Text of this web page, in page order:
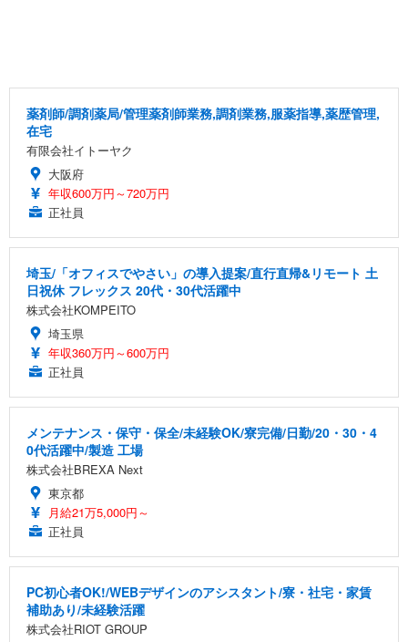
薬剤師/調剤薬局/管理薬剤師業務,調剤業務,服薬指導,薬歴管理,
在宅
有限会社イトーヤク
大阪府
年収600万円～720万円
正社員
埼玉/「オフィスでやさい」の導入提案/直行直帰&リモート 土
日祝休 フレックス 20代・30代活躍中
株式会社KOMPEITO
埼玉県
年収360万円～600万円
正社員
メンテナンス・保守・保全/未経験OK/寮完備/日勤/20・30・4
0代活躍中/製造 工場
株式会社BREXA Next
東京都
月給21万5,000円～
正社員
PC初心者OK!/WEBデザインのアシスタント/寮・社宅・家賃
補助あり/未経験活躍
株式会社RIOT GROUP